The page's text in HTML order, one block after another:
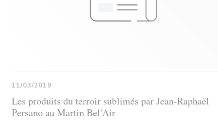
Les produits du terroir sublimés par Jean-Raphaël
Persano au Martin Bel’Air
11/03/2019